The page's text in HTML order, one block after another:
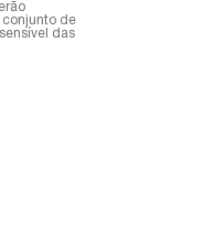
conjunto de
das